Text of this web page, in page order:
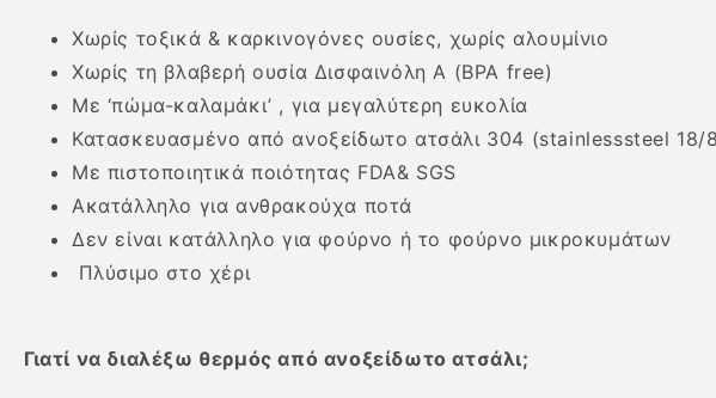
Χωρίς τοξικά & καρκινογόνες ουσίες, χωρίς αλουμίνιο
Χωρίς τη βλαβερή ουσία Δισφαινόλη Α (BPA free)
Με ‘πώμα-καλαμάκι’ , για μεγαλύτερη ευκολία
Κατασκευασμένο από ανοξείδωτο ατσάλι 304 (stainlesssteel 18/
Με πιστοποιητικά ποιότητας FDA& SGS
Ακατάλληλο για ανθρακούχα ποτά
Δεν είναι κατάλληλο γιαφούρνο ή το φούρνο μικροκυμάτων
Πλύσιμο στο χέρι
Γιατί να διαλέξω θερμός από ανοξείδωτο ατσάλι;